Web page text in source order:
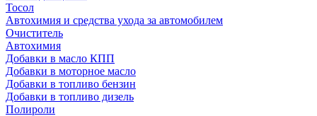
Тосол
Автохимия и средства ухода за автомобилем
Очиститель
Автохимия
Добавки в масло КПП
Добавки в моторное масло
Добавки в топливо бензин
Добавки в топливо дизель
Полироли